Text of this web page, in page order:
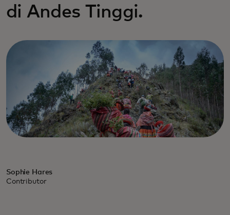
di Andes Tinggi.
Sophie Hares
Contributor